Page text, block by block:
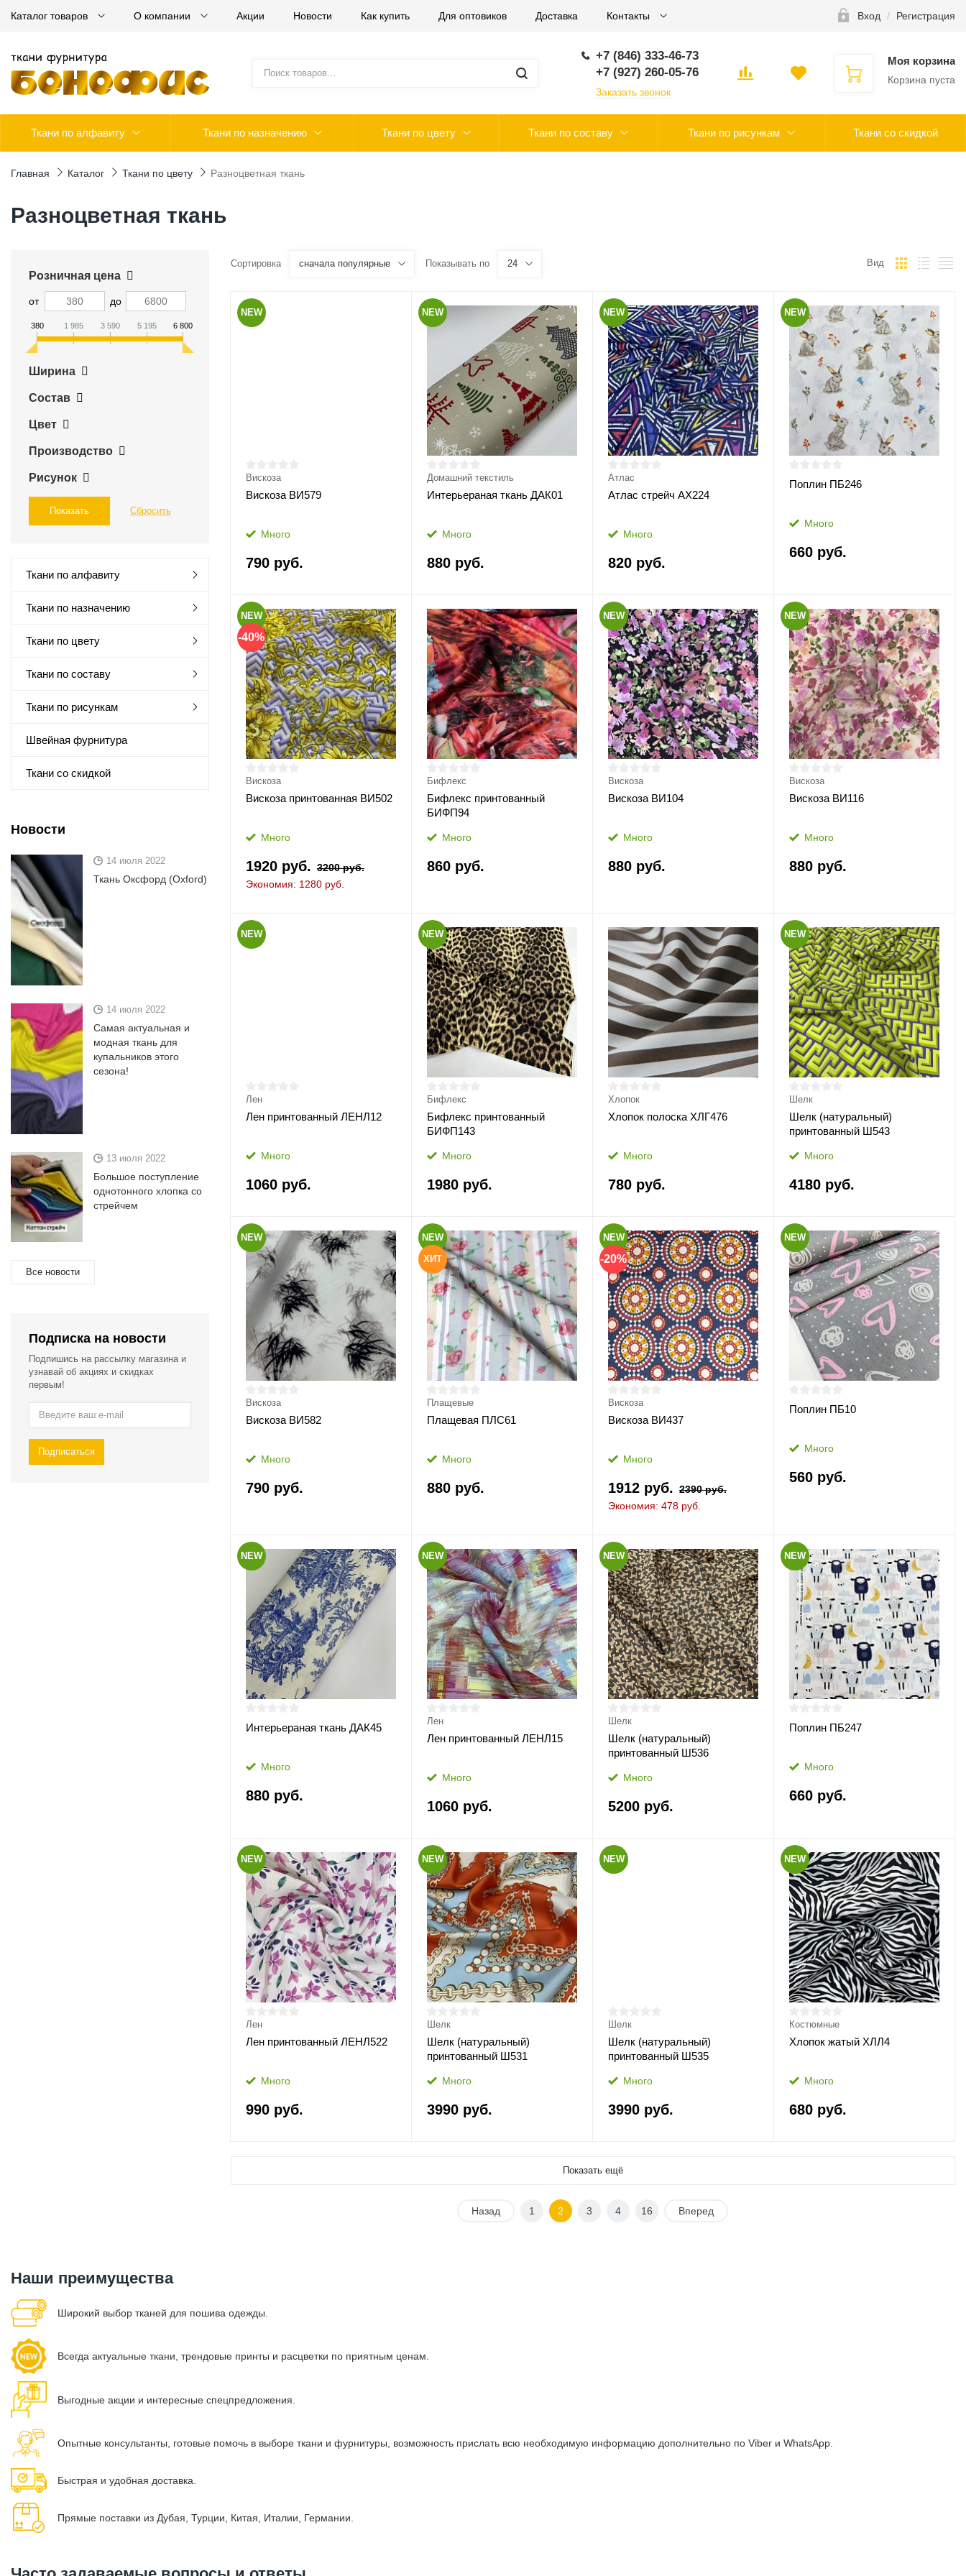
Каталог товаров О компании Акции Новости Как купить Для оптовиков Доставка Контакты Вход / Регистрация
+7 (846) 333-46-73
+7 (927) 260-05-76
Заказать звонок
Моя корзина
Корзина пуста
Ткани по алфавиту Ткани по назначению Ткани по цвету Ткани по составу Ткани по рисункам Ткани со скидкой
Главная Каталог Ткани по цвету Разноцветная ткань
Разноцветная ткань
Розничная цена
от до
380 1 985 3 590 5 195 6 800
Ширина
Состав
Цвет
Производство
Рисунок
Ткани по алфавиту
Ткани по назначению
Ткани по цвету
Ткани по составу
Ткани по рисункам
Швейная фурнитура
Ткани со скидкой
Новости
14 июля 2022
Ткань Оксфорд (Oxford)
14 июля 2022
Самая актуальная и
модная ткань для
купальников этого
сезона!
13 июля 2022
Большое поступление
однотонного хлопка со
стрейчем
Все новости
Подписка на новости
Подпишись на рассылку магазина и
узнавай об акциях и скидках
первым!
Подписаться
Сортировка сначала популярные Показывать по 24 Вид
NEW
Вискоза
Вискоза ВИ579
Много
790 руб.
NEW
Домашний текстиль
Интерьераная ткань ДАК01
Много
880 руб.
NEW
Атлас
Атлас стрейч АХ224
Много
820 руб.
NEW
Поплин ПБ246
Много
660 руб.
NEW
-40%
Вискоза
Вискоза принтованная ВИ502
Много
1920 руб. 3200 руб.
Экономия: 1280 руб.
Бифлекс
Бифлекс принтованный
БИФП94
Много
860 руб.
NEW
Вискоза
Вискоза ВИ104
Много
880 руб.
NEW
Вискоза
Вискоза ВИ116
Много
880 руб.
NEW
Лен
Лен принтованный ЛЕНЛ12
Много
1060 руб.
NEW
Бифлекс
Бифлекс принтованный
БИФП143
Много
1980 руб.
Хлопок
Хлопок полоска ХЛГ476
Много
780 руб.
NEW
Шелк
Шелк (натуральный)
принтованный Ш543
Много
4180 руб.
NEW
Вискоза
Вискоза ВИ582
Много
790 руб.
NEW
ХИТ
Плащевые
Плащевая ПЛС61
Много
880 руб.
NEW
-20%
Вискоза
Вискоза ВИ437
Много
1912 руб. 2390 руб.
Экономия: 478 руб.
NEW
Поплин ПБ10
Много
560 руб.
NEW
Интерьераная ткань ДАК45
Много
880 руб.
NEW
Лен
Лен принтованный ЛЕНЛ15
Много
1060 руб.
NEW
Шелк
Шелк (натуральный)
принтованный Ш536
Много
5200 руб.
NEW
Поплин ПБ247
Много
660 руб.
NEW
Лен
Лен принтованный ЛЕНЛ522
Много
990 руб.
NEW
Шелк
Шелк (натуральный)
принтованный Ш531
Много
3990 руб.
NEW
Шелк
Шелк (натуральный)
принтованный Ш535
Много
3990 руб.
NEW
Костюмные
Хлопок жатый ХЛЛ4
Много
680 руб.
Показать ещё
Назад 1 2 3 4 16 Вперед
Наши преимущества
Широкий выбор тканей для пошива одежды.
Всегда актуальные ткани, трендовые принты и расцветки по приятным ценам.
Выгодные акции и интересные спецпредложения.
Опытные консультанты, готовые помочь в выборе ткани и фурнитуры, возможность прислать всю необходимую информацию дополнительно по Viber и WhatsApp.
Быстрая и удобная доставка.
Прямые поставки из Дубая, Турции, Китая, Италии, Германии.